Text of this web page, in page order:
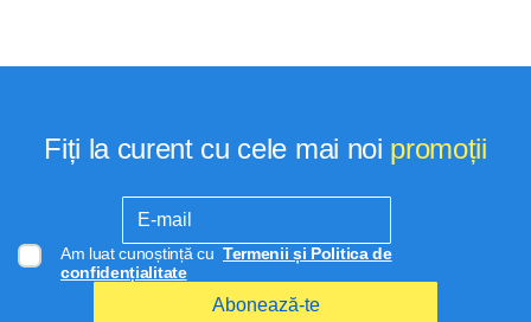
Fiți la curent cu cele mai noi promoții
Am luat cunoștință cu Termenii și Politica de
confidențialitate
Abonează-te